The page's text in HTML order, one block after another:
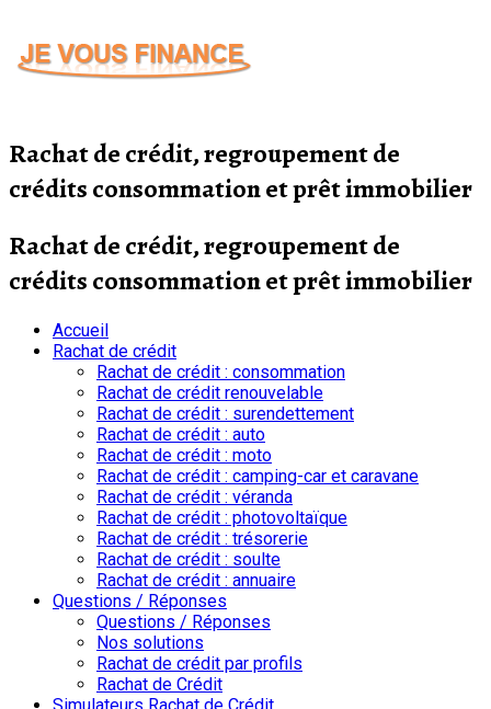
contenu
Rachat de crédit, regroupement de
crédits consommation et prêt immobilier
Rachat de crédit, regroupement de
crédits consommation et prêt immobilier
Accueil
Rachat de crédit
Rachat de crédit : consommation
Rachat de crédit renouvelable
Rachat de crédit : surendettement
Rachat de crédit : auto
Rachat de crédit : moto
Rachat de crédit : camping-car et caravane
Rachat de crédit : véranda
Rachat de crédit : photovoltaïque
Rachat de crédit : trésorerie
Rachat de crédit : soulte
Rachat de crédit : annuaire
Questions / Réponses
Questions / Réponses
Nos solutions
Rachat de crédit par profils
Rachat de Crédit